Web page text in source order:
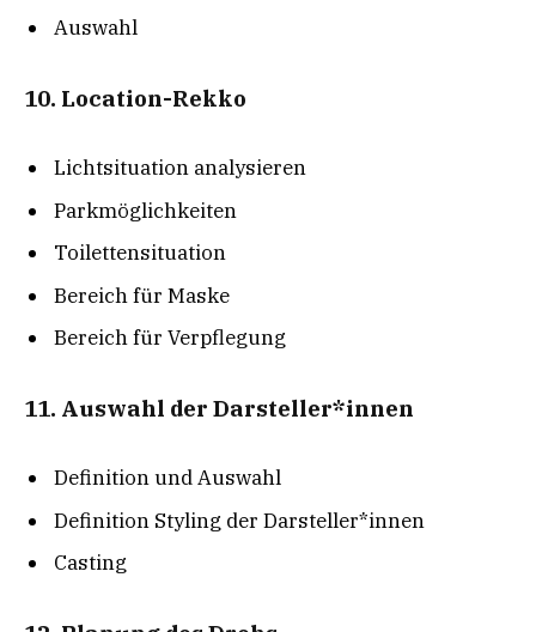
Auswahl
10. Location-Rekko
Lichtsituation analysieren
Parkmöglichkeiten
Toilettensituation
Bereich für Maske
Bereich für Verpflegung
11. Auswahl der Darsteller*innen
Definition und Auswahl
Definition Styling der Darsteller*innen
Casting